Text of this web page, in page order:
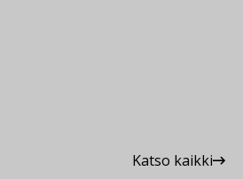
Katso kaikki